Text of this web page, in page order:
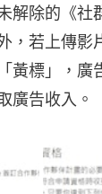
解除的《社
，若上傳影
黃標」，廣
廣告收入。